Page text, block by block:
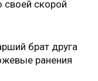
скорой
брат друга
ранения